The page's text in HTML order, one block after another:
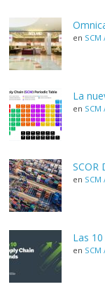
en SCM
La
en SCM
SCOR
en SCM
Las
en SCM